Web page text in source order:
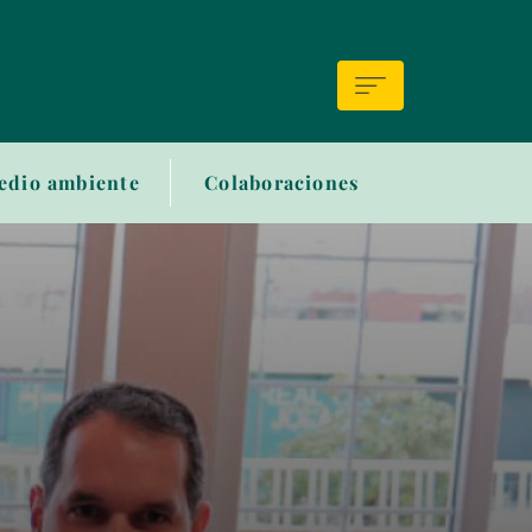
ambiente Colaboraciones